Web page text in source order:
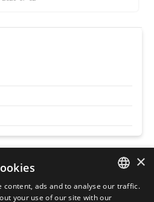
ENGLISH
×
content, ads and to analyse our traffic.
your use of our site with our